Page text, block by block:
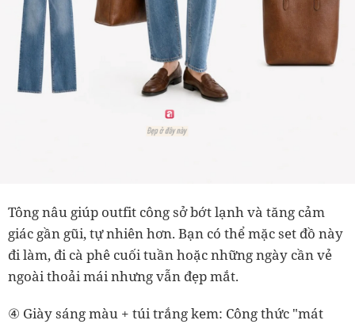
Tông nâu giúp outfit công sở bớt lạnh và tăng cảm
giác gần gũi, tự nhiên hơn. Bạn có thể mặc set đồ này
đi làm, đi cà phê cuối tuần hoặc những ngày cần vẻ
ngoài thoải mái nhưng vẫn đẹp mắt.
④ Giày sáng màu + túi trắng kem: Công thức "mát